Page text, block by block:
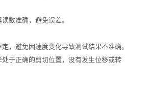
准确，避免误差。
避免因速度变化导致测试结果不准确。
正确的剪切位置，没有发生位移或转